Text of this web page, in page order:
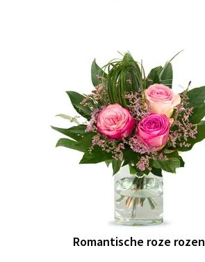
Romantische roze rozen